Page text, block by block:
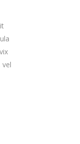
vel